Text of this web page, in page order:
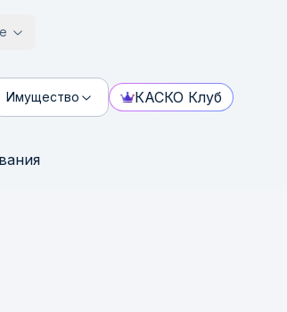
Имущество КАСКО Клуб